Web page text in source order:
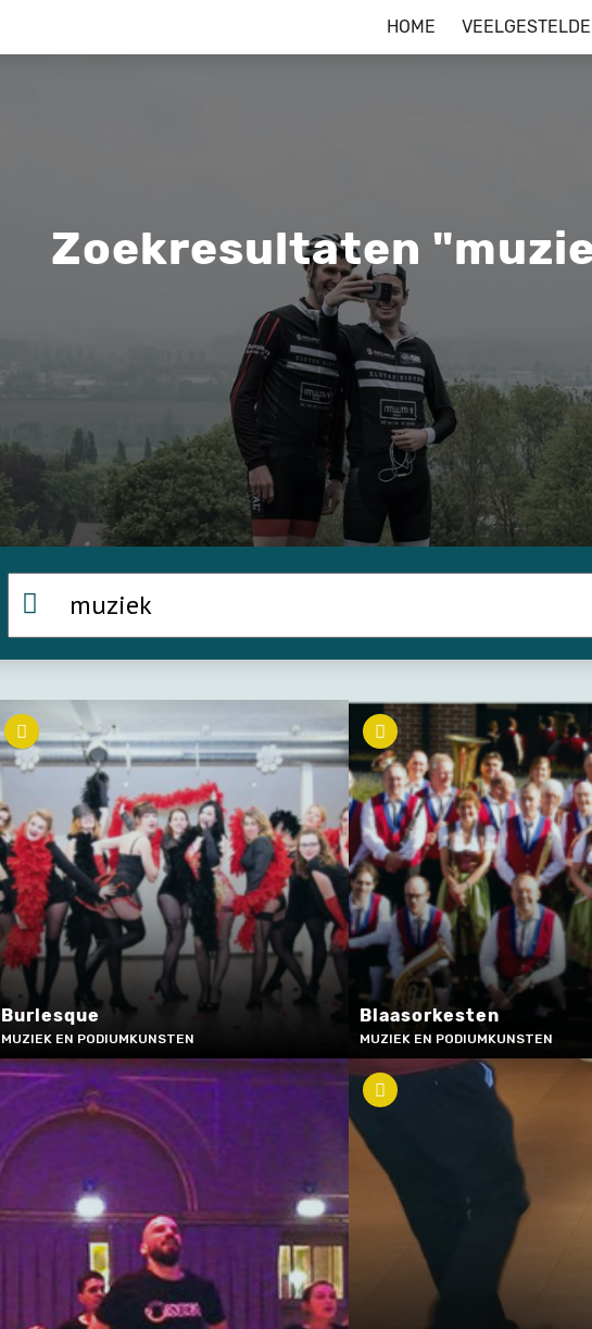
HOME
Zoekresultaten
Burlesque
MUZIEK EN PODIUMKUNSTEN
Blaasorkesten
MUZIEK EN PODIUMKUNSTEN